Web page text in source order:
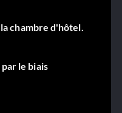
chambre d'hôtel.
le biais